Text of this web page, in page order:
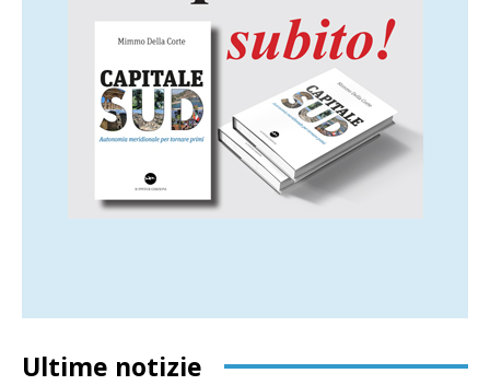
Ultime notizie